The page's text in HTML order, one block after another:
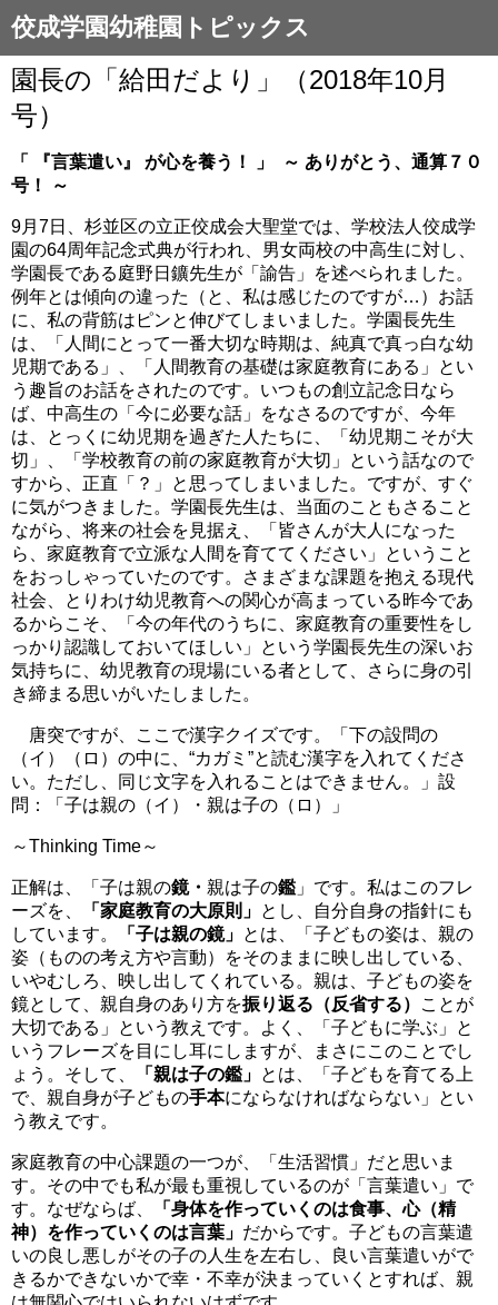
佼成学園幼稚園トピックス
園長の「給田だより」（2018年10月
号）
「 『言葉遣い』 が心を養う！ 」 ～ ありがとう、通算７０
号！
～
9月7日、杉並区の立正佼成会大聖堂では、学校法人佼成学
園の64周年記念式典が行われ、男女両校の中高生に対し、
学園長である庭野日鑛先生が「諭告」を述べられました。
例年とは傾向の違った（と、私は感じたのですが…）お話
に、私の背筋はピンと伸びてしまいました。学園長先生
は、「人間にとって一番大切な時期は、純真で真っ白な幼
児期である」、「人間教育の基礎は家庭教育にある」とい
う趣旨のお話をされたのです。いつもの創立記念日なら
ば、中高生の「今に必要な話」をなさるのですが、今年
は、とっくに幼児期を過ぎた人たちに、「幼児期こそが大
切」、「学校教育の前の家庭教育が大切」という話なので
すから、正直「？」と思ってしまいました。ですが、すぐ
に気がつきました。学園長先生は、当面のこともさること
ながら、将来の社会を見据え、「皆さんが大人になった
ら、家庭教育で立派な人間を育ててください」ということ
をおっしゃっていたのです。さまざまな課題を抱える現代
社会、とりわけ幼児教育への関心が高まっている昨今であ
るからこそ、「今の年代のうちに、家庭教育の重要性をし
っかり認識しておいてほしい」という学園長先生の深いお
気持ちに、幼児教育の現場にいる者として、さらに身の引
き締まる思いがいたしました。
唐突ですが、ここで漢字クイズです。「下の設問の
（イ）（ロ）の中に、“カガミ”と読む漢字を入れてくださ
い。ただし、同じ文字を入れることはできません。」設
問：「子は親の（イ）・親は子の（ロ）」
～Thinking Time～
正解は、「子は親の鏡・ 親は子の鑑 」です。私はこのフレ
ーズを、
「家庭教育の大原則」 とし、自分自身の指針にも
しています。
「子は親の鏡」 とは、「子どもの姿は、親の
姿（ものの考え方や言動）をそのままに映し出している、
いやむしろ、映し出してくれている。親は、子どもの姿を
鏡として、親自身のあり方を振り返る（反省する）
ことが
大切である」という教えです。よく、「子どもに学ぶ」と
いうフレーズを目にし耳にしますが、まさにこのことでし
ょう。そして、
「親は子の鑑」 とは、「子どもを育てる上
で、親自身が子どもの手本にならなければならない」とい
う教えです。
家庭教育の中心課題の一つが、「生活習慣」だと思いま
す。その中でも私が最も重視しているのが「言葉遣い」で
す。なぜならば、
「身体を作っていくのは食事、心（精
神）を作っていくのは言葉」 だからです。子どもの言葉遣
いの良し悪しがその子の人生を左右し、良い言葉遣いがで
きるかできないかで幸・不幸が決まっていくとすれば、親